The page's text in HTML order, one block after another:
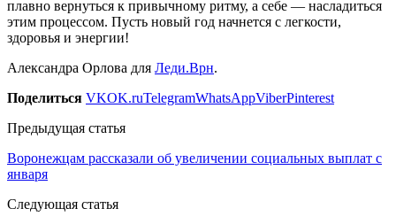
плавно вернуться к привычному ритму, а себе — насладиться
этим процессом. Пусть новый год начнется с легкости,
здоровья и энергии!
Александра Орлова для Леди.Врн.
Поделиться VKOK.ruTelegramWhatsAppViberPinterest
Предыдущая статья
Воронежцам рассказали об увеличении социальных выплат с
января
Следующая статья